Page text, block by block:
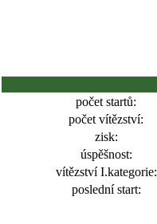
počet startů:
počet vítězství:
zisk:
úspěšnost:
vítězství I.kategorie:
poslední start: